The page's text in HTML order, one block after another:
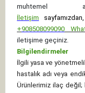
muhtemel
İletişim
+908508099090
iletişime geçiniz.
Bilgilendirmeler
İlgili yasa ve
hastalık adı veya
Ürünlerimiz ilaç